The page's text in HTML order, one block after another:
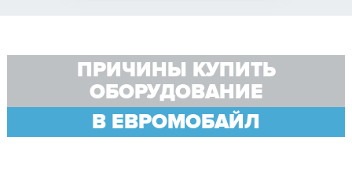
ПРИЧИНЫ КУПИТЬ
ОБОРУДОВАНИЕ
В ЕВРОМОБАЙЛ